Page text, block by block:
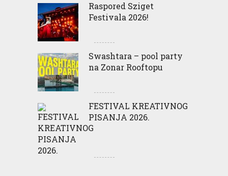
Raspored Sziget
Festivala 2026!
Swashtara – pool party
na Zonar Rooftopu
FESTIVAL KREATIVNOG
PISANJA 2026.